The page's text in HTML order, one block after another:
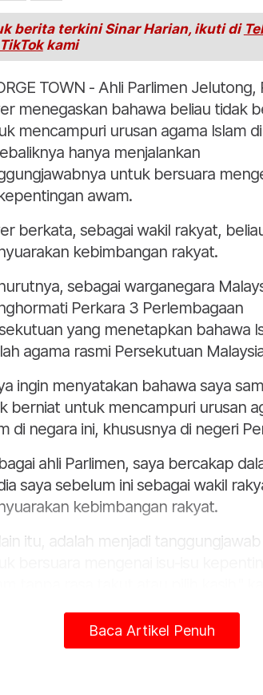
berita terkini Sinar Harian, ikuti di
kami
TOWN - Ahli Parlimen Jelutong,
menegaskan bahawa beliau tidak
mencampuri urusan agama Islam
hanya menjalankan
untuk bersuara
awam.
berkata, sebagai wakil rakyat,
kebimbangan rakyat.
sebagai warganegara
Perkara 3 Perlembagaan
yang menetapkan bahawa
agama rasmi Persekutuan
ingin menyatakan bahawa saya
berniat untuk mencampuri urusan
di negara ini, khususnya di negeri
ahli Parlimen, saya bercakap
saya sebelum ini sebagai wakil
kebimbangan rakyat.
itu, adalah menjadi tanggungjawab
Baca Artikel Penuh